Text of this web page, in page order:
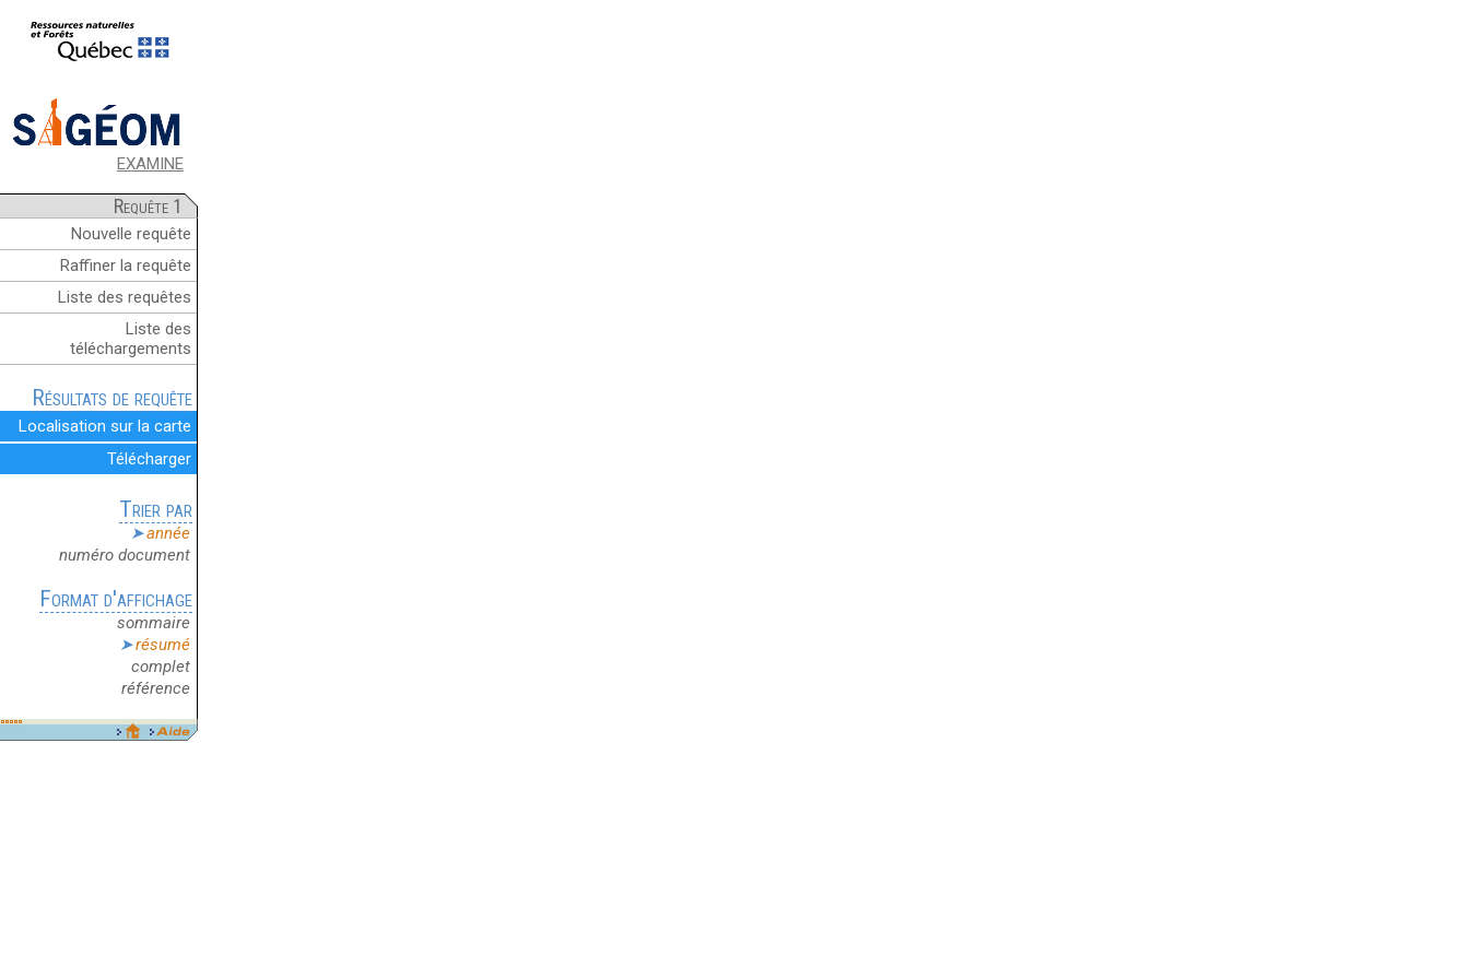
EXAMINE
Requête 1
Nouvelle requête
Raffiner la requête
Liste des requêtes
Liste des
téléchargements
Résultats de requête
Localisation sur la carte
Télécharger
Trier par
année
numéro document
Format d'affichage
sommaire
résumé
complet
référence